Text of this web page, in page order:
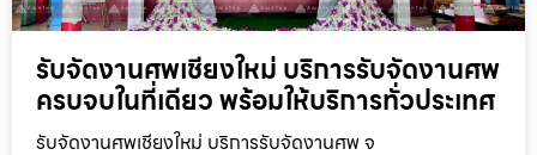
รับจัดงานศพเชียงใหม่ บริการรับจัดงานศพ
ครบจบในที่เดียว พร้อมให้บริการทั่วประเทศ
รับจัดงานศพเชียงใหม่ บริการรับจัดงานศพ จ